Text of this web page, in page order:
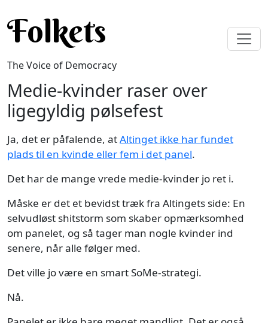
Folkets
The Voice of Democracy
Medie-kvinder raser over
ligegyldig pølsefest
Ja, det er påfalende, atAltinget ikke har fundet
plads til en kvinde eller fem i det panel.
Det har de mange vrede medie-kvinder jo ret i.
Måske er det et bevidst træk fra Altingets side: En
selvudløst shitstorm som skaber opmærksomhed
om panelet, og så tager man nogle kvinder ind
senere, når alle følger med.
Det ville jo være en smart SoMe-strategi.
Nå.